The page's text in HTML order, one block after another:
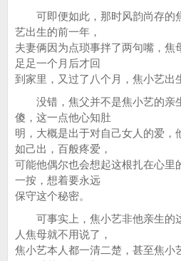
可即便如此，那时风韵尚存的
艺出生的前一年，
夫妻俩因为点琐事拌了两句嘴，焦
足足一个月后才回
到家里，又过了八个月，焦小艺出
没错，焦父并不是焦小艺的亲
傻，这一点他心知肚
明，大概是出于对自己女人的爱，
如己出，百般疼爱，
可能他偶尔也会想起这根扎在心里
一按，想着要永远
保守这个秘密。
可事实上，焦小艺非他亲生的
人焦母就不用说了，
焦小艺本人都一清二楚，甚至焦小